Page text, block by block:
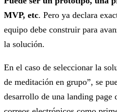
MVP, etc. Pero ya declara
equipo debe construir para
la solución.
En el caso de seleccionar la
de meditación en grupo”, se
desarrollo de una landing page